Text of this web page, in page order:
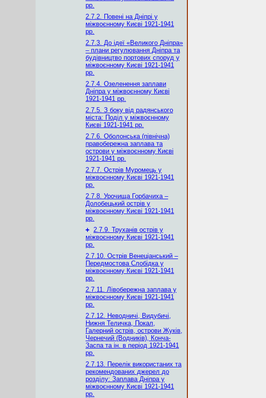
рр.
2.7.2. Повені на Дніпрі у
міжвоєнному Києві 1921-1941
рр.
2.7.3. До ідеї «Великого Дніпра»
– плани регулювання Дніпра та
будівництво портових споруд у
міжвоєнному Києві 1921-1941
рр.
2.7.4. Озеленення заплави
Дніпра у міжвоєнному Києві
1921-1941 рр.
2.7.5. З боку від радянського
міста: Поділ у міжвоєнному
Києві 1921-1941 рр.
2.7.6. Оболонська (північна)
правобережна заплава та
острови у міжвоєнному Києві
1921-1941 рр.
2.7.7. Острів Муромець у
міжвоєнному Києві 1921-1941
рр.
2.7.8. Урочища Горбачиха –
Долобецький острів у
міжвоєнному Києві 1921-1941
рр.
+ 2.7.9. Труханів острів у
міжвоєнному Києві 1921-1941
рр.
2.7.10. Острів Венеціанський –
Передмостова Слобідка у
міжвоєнному Києві 1921-1941
рр.
2.7.11. Лівобережна заплава у
міжвоєнному Києві 1921-1941
рр.
2.7.12. Неводничі, Видубичі,
Нижня Теличка, Покал,
Галерний острів, острови Жуків,
Чернечий (Водників), Конча-
Заспа та ін. в період 1921-1941
рр.
2.7.13. Перелік використаних та
рекомендованих джерел до
розділу: Заплава Дніпра у
міжвоєнному Києві 1921-1941
рр.